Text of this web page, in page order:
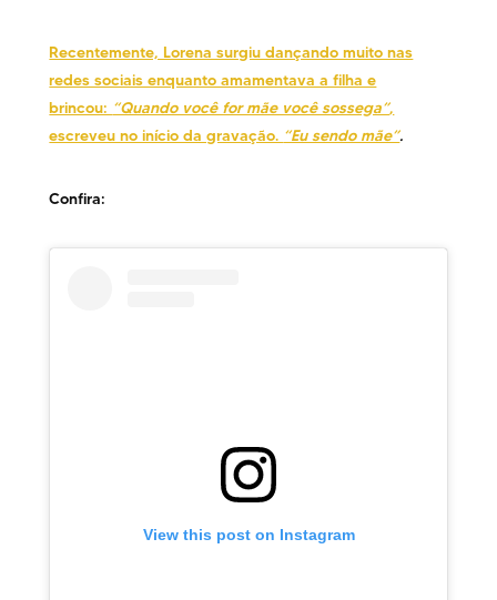
Recentemente, Lorena surgiu dançando muito nas
redes sociais enquanto amamentava a filha e
brincou: “Quando você for mãe você sossega”,
escreveu no início da gravação. “Eu sendo mãe”.
Confira:
View this post on Instagram